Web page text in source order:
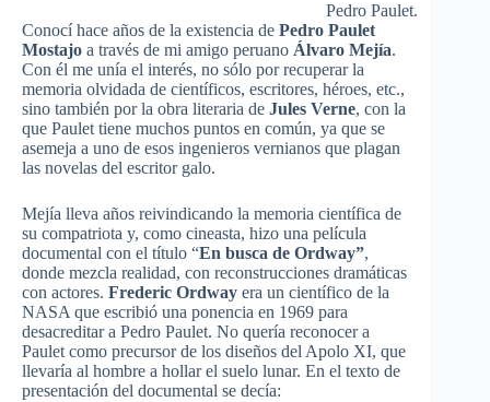
Pedro Paulet.
Conocí hace años de la existencia de Pedro Paulet
Mostajo a través de mi amigo peruano Álvaro Mejía.
Con él me unía el interés, no sólo por recuperar la
memoria olvidada de científicos, escritores, héroes, etc.,
sino también por la obra literaria de Jules Verne, con la
que Paulet tiene muchos puntos en común, ya que se
asemeja a uno de esos ingenieros vernianos que plagan
las novelas del escritor galo.
Mejía lleva años reivindicando la memoria científica de
su compatriota y, como cineasta, hizo una película
documental con el título “En busca de Ordway”,
donde mezcla realidad, con reconstrucciones dramáticas
con actores. Frederic Ordway era un científico de la
NASA que escribió una ponencia en 1969 para
desacreditar a Pedro Paulet. No quería reconocer a
Paulet como precursor de los diseños del Apolo XI, que
llevaría al hombre a hollar el suelo lunar. En el texto de
presentación del documental se decía: